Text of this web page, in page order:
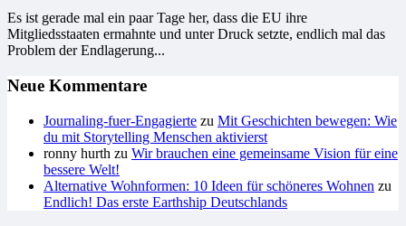
Es ist gerade mal ein paar Tage her, dass die EU ihre
Mitgliedsstaaten ermahnte und unter Druck setzte, endlich mal das
Problem der Endlagerung...
Neue Kommentare
Journaling-fuer-Engagierte zu Mit Geschichten bewegen: Wie
du mit Storytelling Menschen aktivierst
ronny hurth zu Wir brauchen eine gemeinsame Vision für eine
bessere Welt!
Alternative Wohnformen: 10 Ideen für schöneres Wohnen zu
Endlich! Das erste Earthship Deutschlands